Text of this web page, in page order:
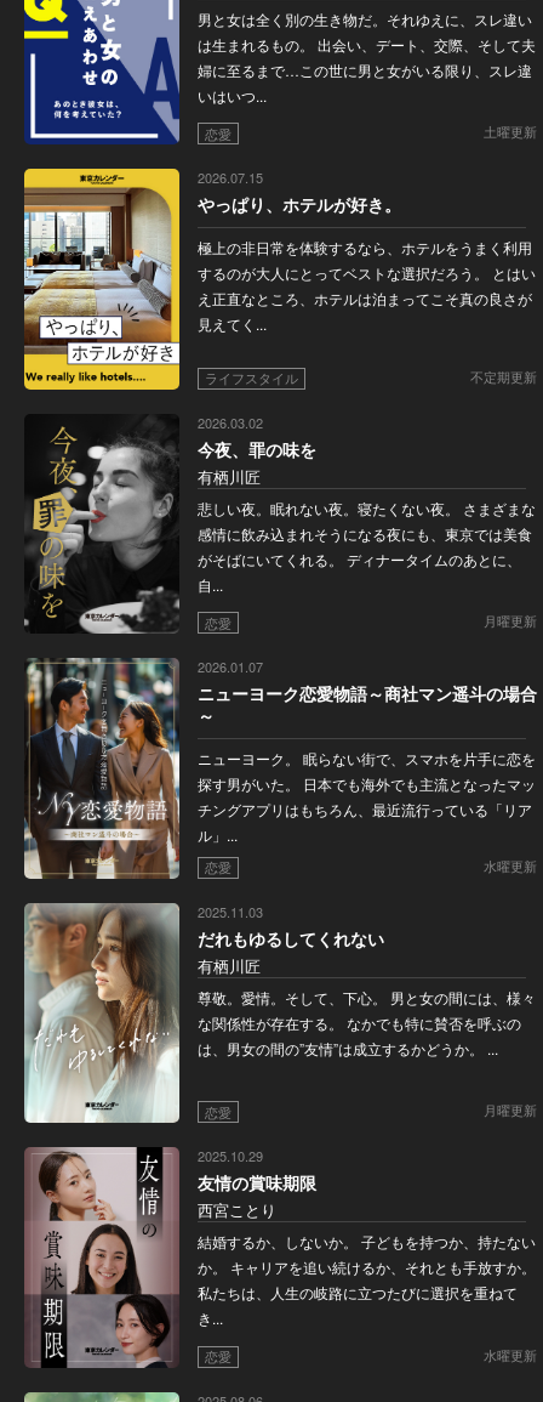
男と女は全く別の生き物だ。それゆえに、スレ違い
は生まれるもの。 出会い、デート、交際、そして夫
婦に至るまで…この世に男と女がいる限り、スレ違
いはいつ...
恋愛 土曜更新
2026.07.15
やっぱり、ホテルが好き。
極上の非日常を体験するなら、ホテルをうまく利用
するのが大人にとってベストな選択だろう。 とはい
え正直なところ、ホテルは泊まってこそ真の良さが
見えてく...
ライフスタイル 不定期更新
2026.03.02
今夜、罪の味を
有栖川匠
悲しい夜。眠れない夜。寝たくない夜。 さまざまな
感情に飲み込まれそうになる夜にも、東京では美食
がそばにいてくれる。 ディナータイムのあとに、
自...
恋愛 月曜更新
2026.01.07
ニューヨーク恋愛物語～商社マン遥斗の場合
～
ニューヨーク。 眠らない街で、スマホを片手に恋を
探す男がいた。 日本でも海外でも主流となったマッ
チングアプリはもちろん、最近流行っている「リア
ル」...
恋愛 水曜更新
2025.11.03
だれもゆるしてくれない
有栖川匠
尊敬。愛情。そして、下心。 男と女の間には、様々
な関係性が存在する。 なかでも特に賛否を呼ぶの
は、男女の間の”友情”は成立するかどうか。 ...
恋愛 月曜更新
2025.10.29
友情の賞味期限
西宮ことり
結婚するか、しないか。 子どもを持つか、持たない
か。 キャリアを追い続けるか、それとも手放すか。
私たちは、人生の岐路に立つたびに選択を重ねて
き...
恋愛 水曜更新